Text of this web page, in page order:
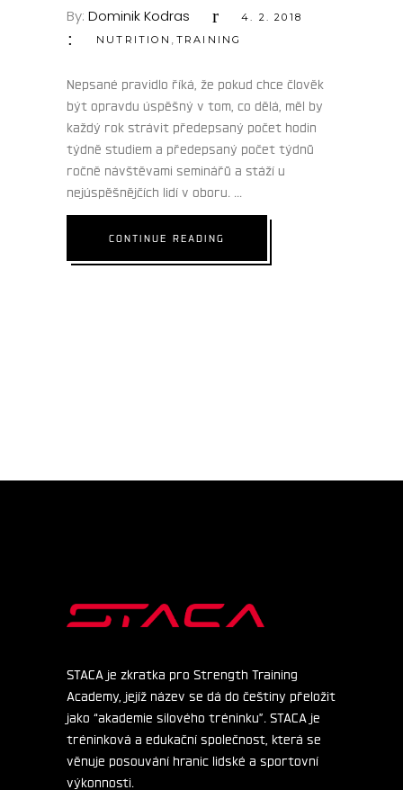
By: Dominik Kodras
4. 2. 2018
NUTRITION
TRAINING
Nepsané pravidlo říká, že pokud chce člověk
být opravdu úspěšný v tom, co dělá, měl by
každý rok strávit předepsaný počet hodin
týdně studiem a předepsaný počet týdnů
ročně návštěvami seminářů a stáží u
nejúspěšnějčích lidí v oboru.
CONTINUE READING
STACA je zkratka pro Strength Training
Academy, jejíž název se dá do češtiny přeložit
jako “akademie silového tréninku”. STACA je
tréninková a edukační společnost, která se
věnuje posouvání hranic lidské a sportovní
výkonnosti.